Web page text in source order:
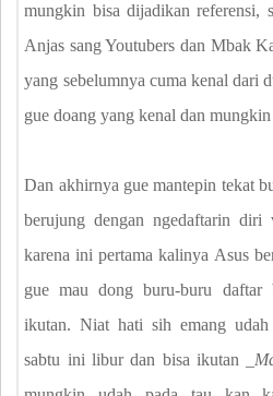
mungkin bisa dijadikan referensi,
Anjas sang Youtubers dan Mbak
yang sebelumnya cuma kenal dari
gue doang yang kenal dan
Dan akhirnya gue mantepin tekat
berujung dengan ngedaftarin
karena ini pertama kalinya Asus
gue mau dong buru-buru daftar
ikutan. Niat hati sih emang udah
sabtu ini libur dan bisa ikutan _